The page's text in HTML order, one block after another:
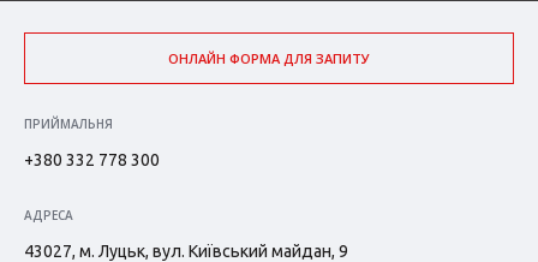
ОНЛАЙН ФОРМА ДЛЯ ЗАПИТУ
ПРИЙМАЛЬНЯ
+380 332 778 300
АДРЕСА
43027, м. Луцьк, вул. Київський майдан, 9